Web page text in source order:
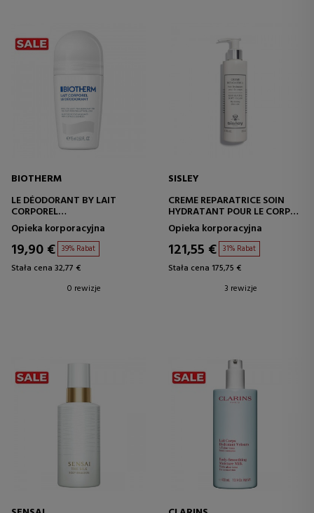
BIOTHERM
LE DÉODORANT BY LAIT
CORPOREL
MLECZKO DO CIAŁA
Opieka korporacyjna
19,90 € 39% Rabat
Stała cena 32,77 €
0 rewizje
SISLEY
CREME REPARATRICE SOIN
HYDRATANT POUR LE CORPS
REGENERUJĄCY KREM
NAWILŻAJĄCY
Opieka korporacyjna
121,55 € 31% Rabat
Stała cena 175,75 €
3 rewizje